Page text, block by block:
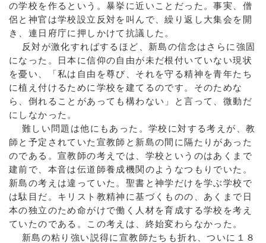
の学校を作るという。暴挙に近いことだった。事実、僧
侶と神官は学校設立反対を叫んで、繰り返し大集会を開
き、連日府庁に押しかけて抗議した。
反対が激化すればするほど、新島の信念はさらに強固
になった。日本に信仰の自由が未だ根付いていない現状
を憂い、「私は自由を尊び、それを守る精神を青年たち
に植え付けるために学校を建てるのです。そのためな
ら、倒れることがあっても構わない」と言って、微動だ
にしなかった。
難しい問題は他にもあった。学校に対する考えが、教
師と予定されていた宣教師と新島の間に隔たりがあった
のである。宣教師の考えでは、学校というのはあくまで
建前で、本音は伝道師養成機関のようなつもりでいた。
新島の考えは違っていた。聖書と神学だけを学ぶ学校で
は駄目だ。キリスト教精神に基づくものの、あくまで日
本の独立のため命がけで働く人材を育成する学校を考え
ていたのである。この考えは、終始変わらなかった。
新島の粘り強い説得に宣教師たちも折れ、ついに１８